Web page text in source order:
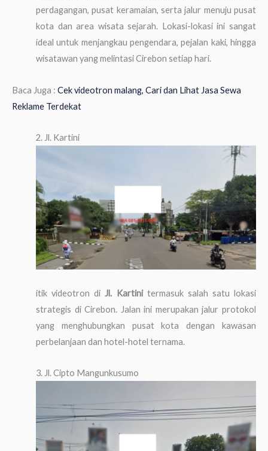
perdagangan, pusat keramaian, serta jalur menuju pusat
kota dan area wisata sejarah. Lokasi-lokasi ini sangat
ideal untuk menjangkau pengendara, pejalan kaki, hingga
wisatawan yang melintasi Cirebon setiap hari.
Baca Juga : Cek videotron malang, Cari dan Lihat Jasa Sewa
Reklame Terdekat
2. Jl. Kartini
itik videotron diJl. Kartinitermasuk salah satu lokasi
strategis di Cirebon. Jalan ini merupakan jalur protokol
yang menghubungkan pusat kota dengan kawasan
perbelanjaan dan hotel-hotel ternama.
3. Jl. Cipto Mangunkusumo